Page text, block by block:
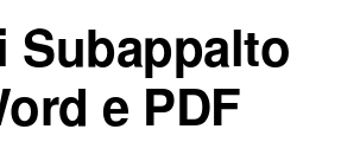
Subappalto
e PDF